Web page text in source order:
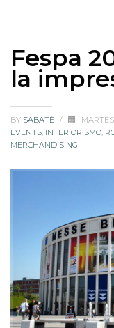
Fespa
la
BY SABATÉ /
EVENTS, INTERIORISMO,
MERCHANDISING